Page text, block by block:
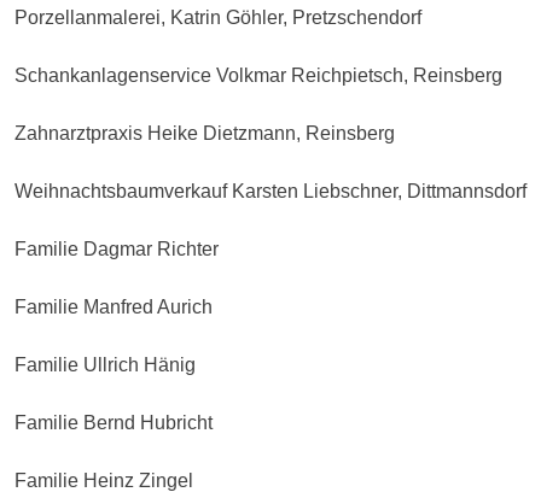
Porzellanmalerei, Katrin Göhler, Pretzschendorf
Schankanlagenservice Volkmar Reichpietsch, Reinsberg
Zahnarztpraxis Heike Dietzmann, Reinsberg
Weihnachtsbaumverkauf Karsten Liebschner, Dittmannsdorf
Familie Dagmar Richter
Familie Manfred Aurich
Familie Ullrich Hänig
Familie Bernd Hubricht
Familie Heinz Zingel